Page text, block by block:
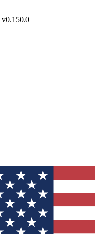
v0.150.0